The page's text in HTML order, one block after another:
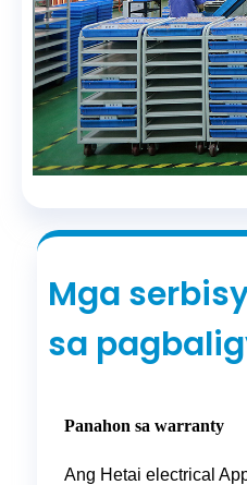
Mga
sa
Panahon sa warranty
Ang Hetai electrical